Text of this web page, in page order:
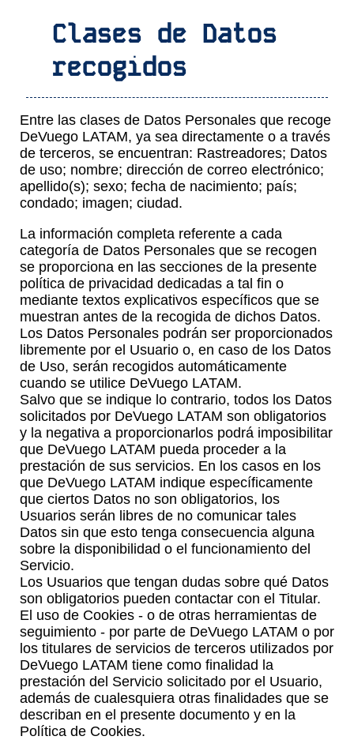
Clases de Datos
recogidos
Entre las clases de Datos Personales que recoge
DeVuego LATAM, ya sea directamente o a través
de terceros, se encuentran: Rastreadores; Datos
de uso; nombre; dirección de correo electrónico;
apellido(s); sexo; fecha de nacimiento; país;
condado; imagen; ciudad.
La información completa referente a cada
categoría de Datos Personales que se recogen
se proporciona en las secciones de la presente
política de privacidad dedicadas a tal fin o
mediante textos explicativos específicos que se
muestran antes de la recogida de dichos Datos.
Los Datos Personales podrán ser proporcionados
libremente por el Usuario o, en caso de los Datos
de Uso, serán recogidos automáticamente
cuando se utilice DeVuego LATAM.
Salvo que se indique lo contrario, todos los Datos
solicitados por DeVuego LATAM son obligatorios
y la negativa a proporcionarlos podrá imposibilitar
que DeVuego LATAM pueda proceder a la
prestación de sus servicios. En los casos en los
que DeVuego LATAM indique específicamente
que ciertos Datos no son obligatorios, los
Usuarios serán libres de no comunicar tales
Datos sin que esto tenga consecuencia alguna
sobre la disponibilidad o el funcionamiento del
Servicio.
Los Usuarios que tengan dudas sobre qué Datos
son obligatorios pueden contactar con el Titular.
El uso de Cookies - o de otras herramientas de
seguimiento - por parte de DeVuego LATAM o por
los titulares de servicios de terceros utilizados por
DeVuego LATAM tiene como finalidad la
prestación del Servicio solicitado por el Usuario,
además de cualesquiera otras finalidades que se
describan en el presente documento y en la
Política de Cookies.